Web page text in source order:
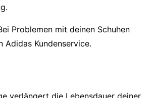
Problemen mit deinen Schuhen
Adidas Kundenservice.
verlängert die Lebensdauer deiner